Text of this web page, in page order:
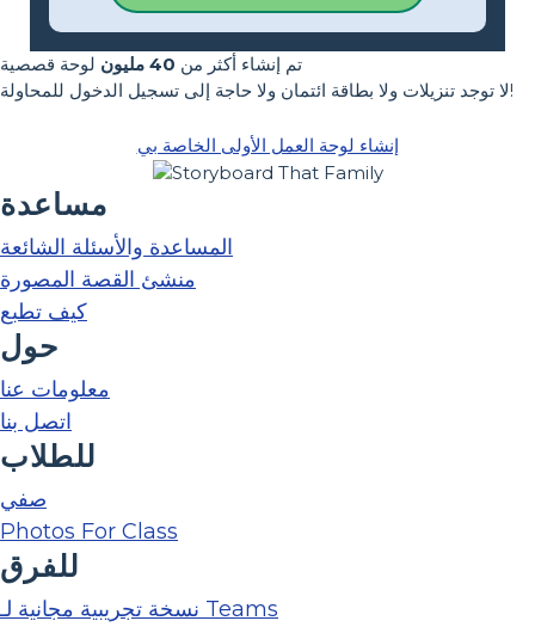
تم إنشاء أكثر من 40 مليون
لوحة قصصية
لا توجد تنزيلات ولا بطاقة ائتمان ولا حاجة إلى تسجيل الدخول للمحاولة!
إنشاء لوحة العمل الأولى الخاصة بي
مساعدة
المساعدة والأسئلة الشائعة
منشئ القصة المصورة
كيف تطبع
حول
معلومات عنا
اتصل بنا
للطلاب
صفي
Photos For Class
للفرق
نسخة تجريبية مجانية لـ Teams